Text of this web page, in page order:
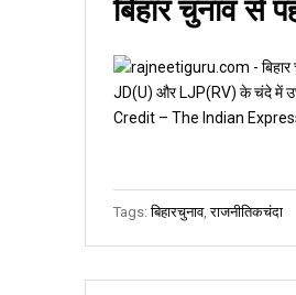
बिहार चुनाव से
Tags:बिहारचुनाव,राजनीतिकचंदा